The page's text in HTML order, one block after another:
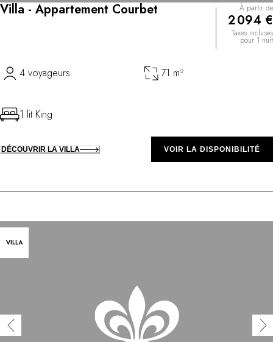
Villa - Appartement Courbet À partir de
2 094 €
Taxes incluses
pour 1 nuit
4 voyageurs 71 m²
1 lit King
DÉCOUVRIR LA VILLA VOIR LA DISPONIBILITÉ
VILLA